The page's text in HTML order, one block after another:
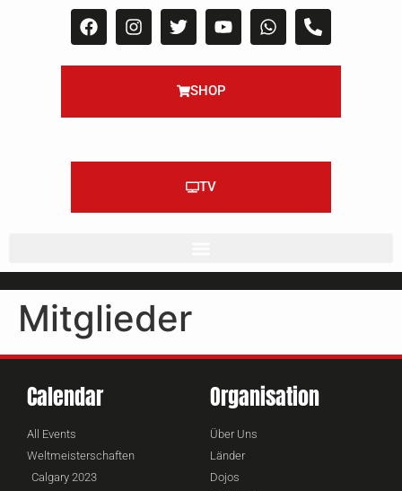
SHOP
TV
Mitglieder
Calendar
All Events
Weltmeisterschaften
Calgary 2023
Organisation
Über Uns
Länder
Dojos